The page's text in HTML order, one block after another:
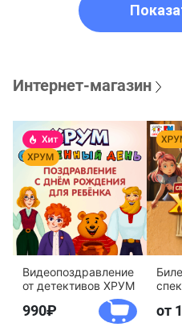
Интернет-магазин
Видеопоздравление
от детективов ХРУМ
990 от